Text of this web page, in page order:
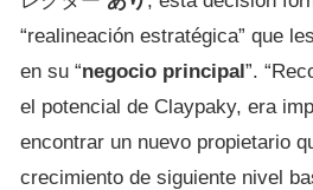
“realineación estratégica” que
en su “negocio principal”.
el potencial de Claypaky, era
encontrar un nuevo propietario
crecimiento de siguiente nivel